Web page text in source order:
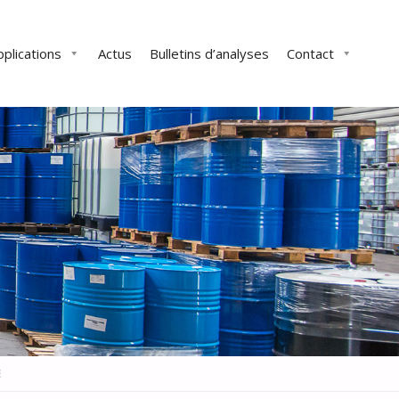
Actus Bulletins d’analyses Contact